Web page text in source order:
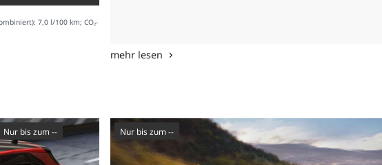
7,0 l/100 km; CO₂-
mehr lesen
nur bis zum -- nur bis zum --